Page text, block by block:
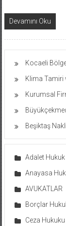
Devamını Oku
Kocaeli
Klima Tamiri
Kurumsal
Beşiktaş
Adalet Hukuk
Anayasa
AVUKATLAR
Borçlar
Ceza Hukuku